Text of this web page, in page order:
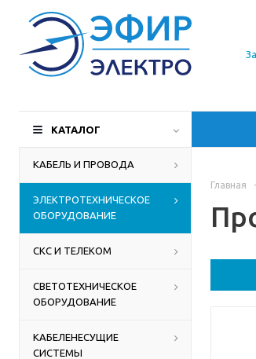
О компании
Доставка
Производители
Контакты
КАТАЛОГ
КАБЕЛЬ И ПРОВОДА
ЭЛЕКТРОТЕХНИЧЕСКОЕ
ОБОРУДОВАНИЕ
СКС И ТЕЛЕКОМ
СВЕТОТЕХНИЧЕСКОЕ
ОБОРУДОВАНИЕ
КАБЕЛЕНЕСУЩИЕ
СИСТЕМЫ
Главная -